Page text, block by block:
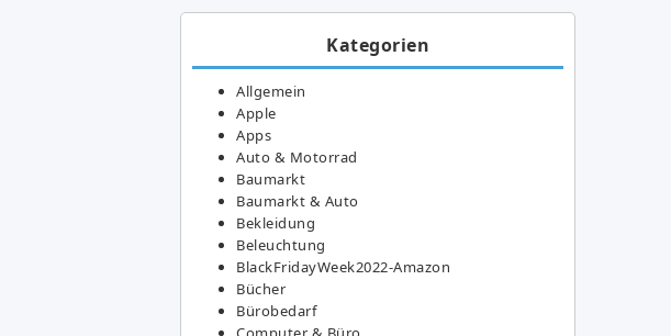
Kategorien
Allgemein
Apple
Apps
Auto & Motorrad
Baumarkt
Baumarkt & Auto
Bekleidung
Beleuchtung
BlackFridayWeek2022-Amazon
Bücher
Bürobedarf